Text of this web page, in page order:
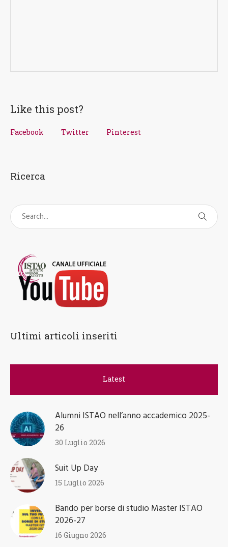
Like this post?
Facebook Twitter Pinterest
Ricerca
Ultimi articoli inseriti
Latest
Alumni ISTAO nell’anno accademico 2025-
26
30 Luglio 2026
Suit Up Day
15 Luglio 2026
Bando per borse di studio Master ISTAO
2026-27
16 Giugno 2026